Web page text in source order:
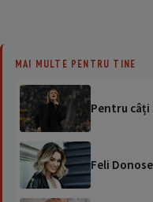
MAI MULTE PENTRU TINE
Pentru câți
Feli